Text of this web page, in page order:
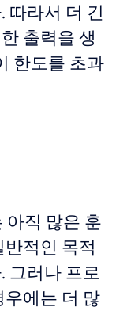
따라서 더 긴
출력을 생
한도를 초과
아직 많은 훈
적인 목적
그러나 프로
에는 더 많